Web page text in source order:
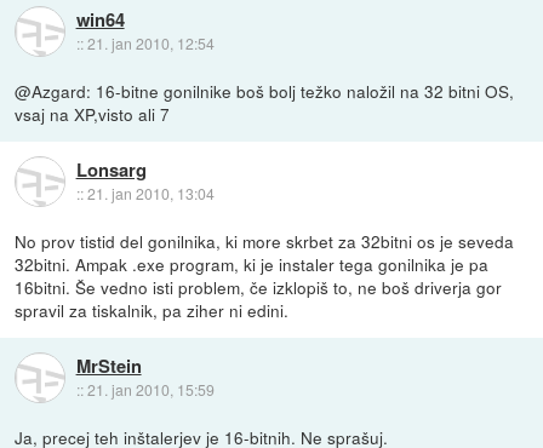
win64
::21. jan 2010, 12:54
@Azgard: 16-bitne gonilnike boš bolj težko naložil na 32 bitni OS,
vsaj na XP,visto ali 7
Lonsarg
::21. jan 2010, 13:04
No prov tistid del gonilnika, ki more skrbet za 32bitni os je seveda
32bitni. Ampak .exe program, ki je instaler tega gonilnika je pa
16bitni. Še vedno isti problem, če izklopiš to, ne boš driverja gor
spravil za tiskalnik, pa ziher ni edini.
MrStein
::21. jan 2010, 15:59
Ja, precej teh inštalerjev je 16-bitnih. Ne sprašuj.